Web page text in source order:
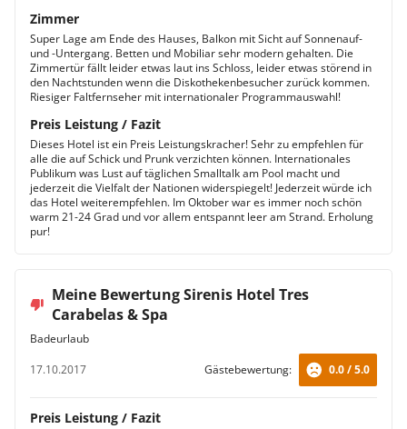
Zimmer
Super Lage am Ende des Hauses, Balkon mit Sicht auf Sonnenauf-
und -Untergang. Betten und Mobiliar sehr modern gehalten. Die
Zimmertür fällt leider etwas laut ins Schloss, leider etwas störend in
den Nachtstunden wenn die Diskothekenbesucher zurück kommen.
Riesiger Faltfernseher mit internationaler Programmauswahl!
Preis Leistung / Fazit
Dieses Hotel ist ein Preis Leistungskracher! Sehr zu empfehlen für
alle die auf Schick und Prunk verzichten können. Internationales
Publikum was Lust auf täglichen Smalltalk am Pool macht und
jederzeit die Vielfalt der Nationen widerspiegelt! Jederzeit würde ich
das Hotel weiterempfehlen. Im Oktober war es immer noch schön
warm 21-24 Grad und vor allem entspannt leer am Strand. Erholung
pur!
Meine Bewertung Sirenis Hotel Tres
Carabelas & Spa
Badeurlaub
17.10.2017
Gästebewertung: 0.0 / 5.0
Preis Leistung / Fazit